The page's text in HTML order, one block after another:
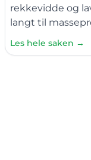
rekkevidde og
langt til
Les hele saken →